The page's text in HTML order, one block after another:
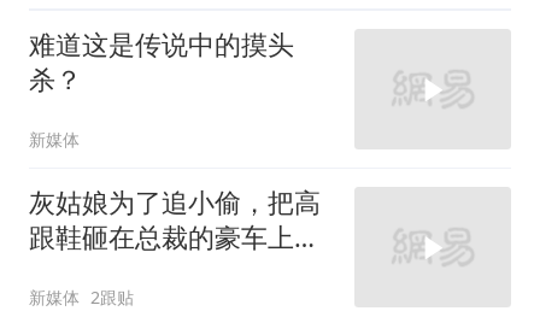
难道这是传说中的摸头
杀？
新媒体
灰姑娘为了追小偷，把高
跟鞋砸在总裁的豪车上，
新媒体 2跟贴